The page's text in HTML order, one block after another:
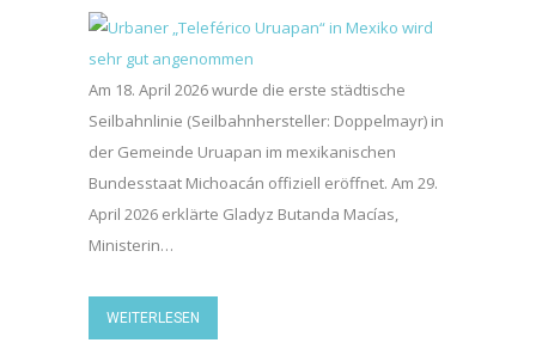
Am 18. April 2026 wurde die erste städtische
Seilbahnlinie (Seilbahnhersteller: Doppelmayr) in
der Gemeinde Uruapan im mexikanischen
Bundesstaat Michoacán offiziell eröffnet. Am 29.
April 2026 erklärte Gladyz Butanda Macías,
Ministerin…
WEITERLESEN